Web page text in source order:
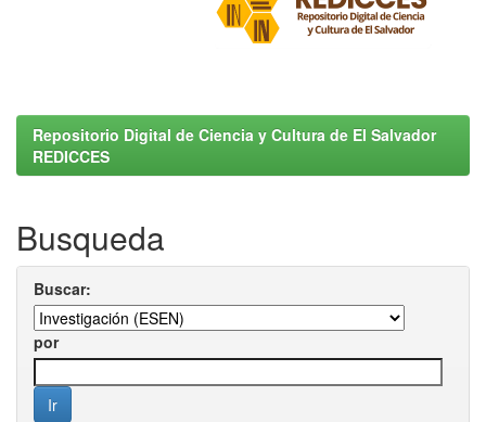
Repositorio Digital de Ciencia y Cultura de El Salvador
REDICCES
Busqueda
Buscar:
por